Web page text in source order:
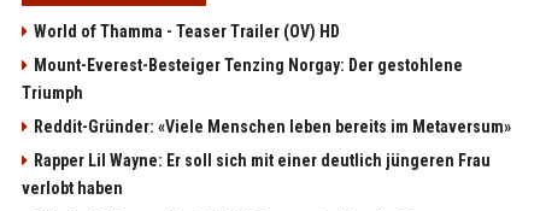
World of Thamma - Teaser Trailer (OV) HD
Mount-Everest-Besteiger Tenzing Norgay: Der gestohlene
Triumph
Reddit-Gründer: «Viele Menschen leben bereits im Metaversum»
Rapper Lil Wayne: Er soll sich mit einer deutlich jüngeren Frau
verlobt haben